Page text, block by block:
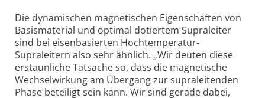
Die dynamischen magnetischen Eigenschaften von
Basismaterial und optimal dotiertem Supraleiter
sind bei eisenbasierten Hochtemperatur-
Supraleitern also sehr ähnlich. „Wir deuten diese
erstaunliche Tatsache so, dass die magnetische
Wechselwirkung am Übergang zur supraleitenden
Phase beteiligt sein kann. Wir sind gerade dabei,